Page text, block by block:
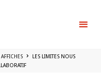
LES LIMITES NOUS